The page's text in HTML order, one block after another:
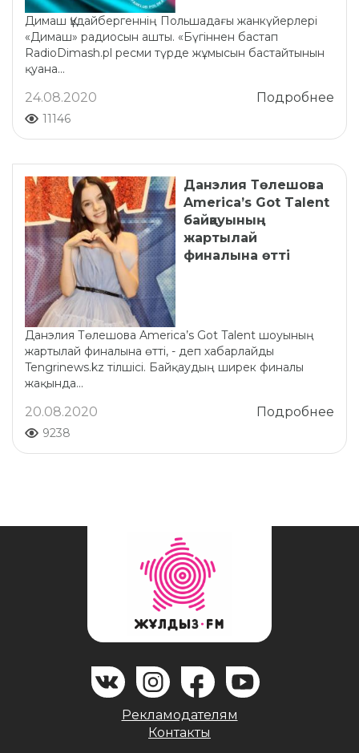
Димаш Құдайбергеннің Польшадағы жанкүйерлері
«Димаш» радиосын ашты. «Бүгіннен бастап
RadioDimash.pl ресми түрде жұмысын бастайтынын
қуана...
Подробнее
24.08.2020
11146
Данэлия Төлешова
America’s Got Talent
байқауының
жартылай
финалына өтті
Данэлия Төлешова America’s Got Talent шоуының
жартылай финалына өтті, - деп хабарлайды
Tengrinews.kz тілшісі. Байқаудың ширек финалы
жақында...
Подробнее
20.08.2020
9238
Рекламодателям
Контакты